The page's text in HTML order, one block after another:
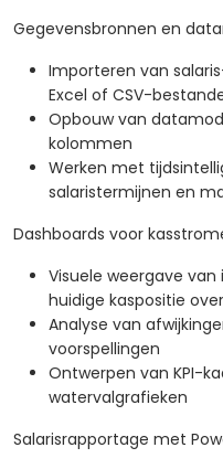
Gegevensbronnen en
Importeren van
Excel of CSV-
Opbouw van
kolommen
Werken met
salaristermijnen en
Dashboards voor
Visuele weergave
huidige kaspositie
Analyse van
voorspellingen
Ontwerpen van KPI-
watervalgrafieken
Salarisrapportage met